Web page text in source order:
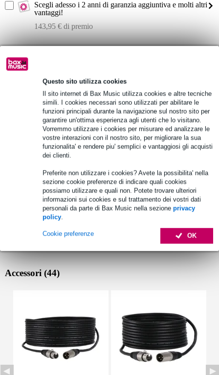
Questo sito utilizza cookies
Il sito internet di Bax Music utilizza cookies e altre tecniche
simili. I cookies necessari sono utilizzati per abilitare le
funzioni principali durante la navigazione sul nostro sito per
garantire un'ottima esperienza agli utenti che lo visitano.
Vorremmo utilizzare i cookies per misurare ed analizzare le
vostre interazioni con il nostro sito, per migliorare la sua
funzionalita' e rendere piu' semplici e vantaggiosi gli acquisti
dei clienti.
Preferite non utilizzare i cookies? Avete la possibilita' nella
sezione cookie preferenze di indicare quali cookies
possiamo utilizzare e quali non. Potete trovare ulteriori
informazioni sui cookies e sul trattamento dei vostri dati
personali da parte di Bax Music nella sezione privacy
policy.
OK
Cookie preferenze
Scegli adesso i 2 anni di garanzia aggiuntiva e molti altri
vantaggi!
143,95 € di premio
D& Airence-USB
mixer broadcast a 6 canali
due canali telefonici scalabili
Specifiche complete
Vedi anche (2)
Accessori (44)